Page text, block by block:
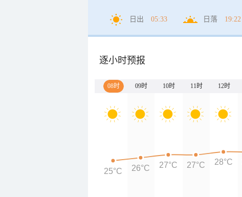
日出 05:33 日落 19:22
逐小时预报
08时 09时 10时 11时 12时
25°C 26°C 27°C 27°C 28°C